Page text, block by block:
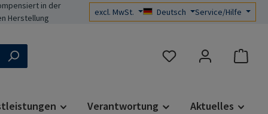
in der
Herstellung
excl. MwSt. Deutsch Service/Hilfe
Du hast 0 Produkte auf
Verantwortung Aktuelles